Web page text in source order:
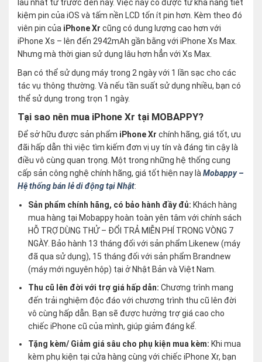
lâu nhất từ trước đến nay. Việc này có được từ khả năng tiết
kiệm pin của iOS và tấm nền LCD tốn ít pin hơn. Kèm theo đó
viên pin của iPhone Xr cũng có dung lượng cao hơn với
iPhone Xs – lên đến 2942mAh gần bằng với iPhone Xs Max.
Nhưng mà thời gian sử dụng lâu hơn hẳn với Xs Max.
Bạn có thể sử dụng máy trong 2 ngày với 1 lần sạc cho các
tác vụ thông thường. Và nếu tần suất sử dụng nhiều, bạn có
thể sử dụng trong trọn 1 ngày.
Tại sao nên mua iPhone Xr tại MOBAPPY?
Để sở hữu được sản phẩm iPhone Xr chính hãng, giá tốt, ưu
đãi hấp dẫn thì việc tìm kiếm đơn vị uy tín và đáng tin cậy là
điều vô cùng quan trọng. Một trong những hệ thống cung
cấp sản công nghệ chính hãng, giá tốt hiện nay là Mobappy –
Hệ thống bán lẻ di động tại Nhật:
Sản phẩm chính hãng, có bảo hành đầy đủ: Khách hàng
mua hàng tại Mobappy hoàn toàn yên tâm với chính sách
HỖ TRỢ DÙNG THỬ – ĐỔI TRẢ MIỄN PHÍ TRONG VÒNG 7
NGÀY. Bảo hành 13 tháng đối với sản phẩm Likenew (máy
đã qua sử dụng), 15 tháng đối với sản phẩm Brandnew
(máy mới nguyên hộp) tại ở Nhật Bản và Việt Nam.
Thu cũ lên đời với trợ giá hấp dẫn:Chương trình mang
đến trải nghiệm độc đáo với chương trình thu cũ lên đời
vô cùng hấp dẫn. Bạn sẽ được hưởng trợ giá cao cho
chiếc iPhone cũ của mình, giúp giảm đáng kể.
Tặng kèm/ Giảm giá sâu cho phụ kiện mua kèm: Khi mua
kèm phụ kiện tại cửa hàng cùng với chiếc iPhone Xr, bạn